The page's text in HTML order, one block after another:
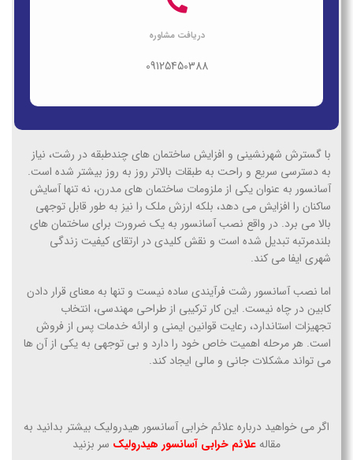
دریافت مشاوره
09125450388
با گسترش شهرنشینی و افزایش ساختمان های چندطبقه در رشت، نیاز
به دسترسی سریع و راحت به طبقات بالاتر روز به روز بیشتر شده است.
آسانسور به عنوان یکی از ملزومات ساختمان های مدرن، نه تنها آسایش
ساکنان را افزایش می دهد، بلکه ارزش ملک را نیز به طور قابل توجهی
بالا می برد. در واقع نصب آسانسور به یک ضرورت برای ساختمان های
بلندمرتبه تبدیل شده است و نقش کلیدی در ارتقای کیفیت زندگی
شهری ایفا می کند.
اما نصب آسانسور رشت فرآیندی ساده نیست و تنها به معنای قرار دادن
کابین در چاه نیست. این کار ترکیبی از طراحی مهندسی، انتخاب
تجهیزات استاندارد، رعایت قوانین ایمنی و ارائه خدمات پس از فروش
است. هر مرحله اهمیت خاص خود را دارد و بی توجهی به یکی از آن ها
می تواند مشکلات جانی و مالی ایجاد کند.
اگر می خواهید درباره علائم خرابی آسانسور هیدرولیک بیشتر بدانید به
مقاله علائم خرابی آسانسور هیدرولیک سر بزنید